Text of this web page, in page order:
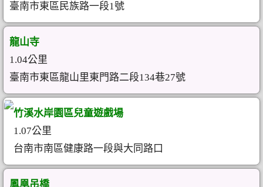
臺南市東區民族路一段1號
龍山寺
1.04公里
臺南市東區龍山里東門路二段134巷27號
竹溪水岸園區兒童遊戲場
1.07公里
台南市南區健康路一段與大同路口
鳳凰吊橋